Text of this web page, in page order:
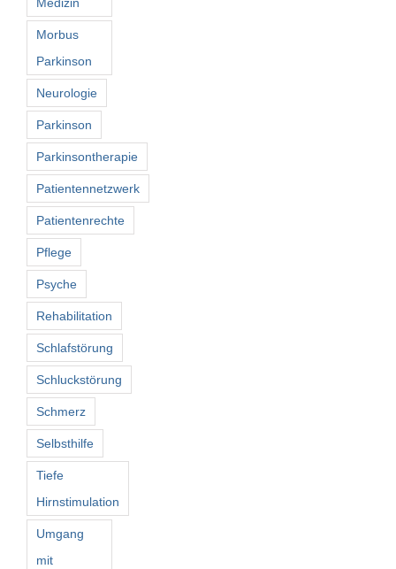
Morbus
Parkinson
Neurologie
Parkinson
Parkinsontherapie
Patientennetzwerk
Patientenrechte
Pflege
Psyche
Rehabilitation
Schlafstörung
Schluckstörung
Schmerz
Selbsthilfe
Tiefe
Hirnstimulation
Umgang
mit